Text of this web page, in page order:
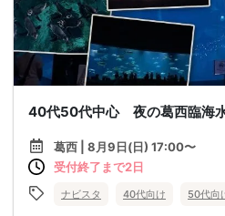
40代50代中心 夜の葛西臨海
葛西 | 8月9日(日) 17:00〜
受付終了まで2日
ナビスタ 40代向け 50代向